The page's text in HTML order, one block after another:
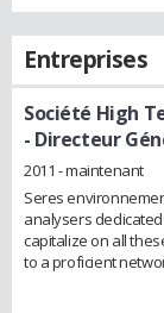
Entreprises
Société High
- Directeur
2011 - maintenant
Seres
analysers
capitalize on all
to a proficient